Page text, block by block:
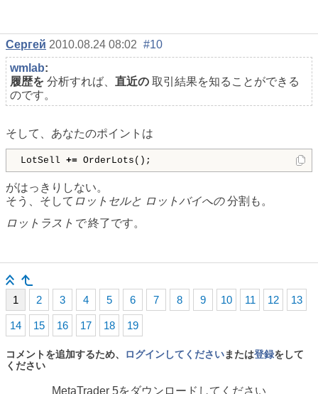
Сергей 2010.08.24 08:02 #10
wmlab:
履歴を 分析すれば、 直近の 取引結果を知ることができる
のです。
そして、あなたのポイントは
LotSell += OrderLots();
がはっきりしない。
そう、そして ロットセルと ロットバイへの分割も。
ロットラストで終了です。
1 2 3 4 5 6 7 8 9 10 11 12 13
14 15 16 17 18 19
コメントを追加するため、 ログインしてくださいまたは登録をして
ください
MetaTrader 5をダウンロードしてください